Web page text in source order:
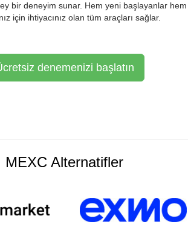
bir deneyim sunar. Hem yeni başlayanlar
için ihtiyacınız olan tüm araçları sağlar.
denemenizi başlatın
MEXC Alternatifler